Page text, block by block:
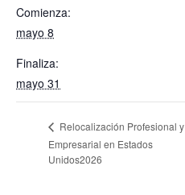
Comienza:
mayo 8
Finaliza:
mayo 31
Relocalización Profesional y
Empresarial en Estados
Unidos2026